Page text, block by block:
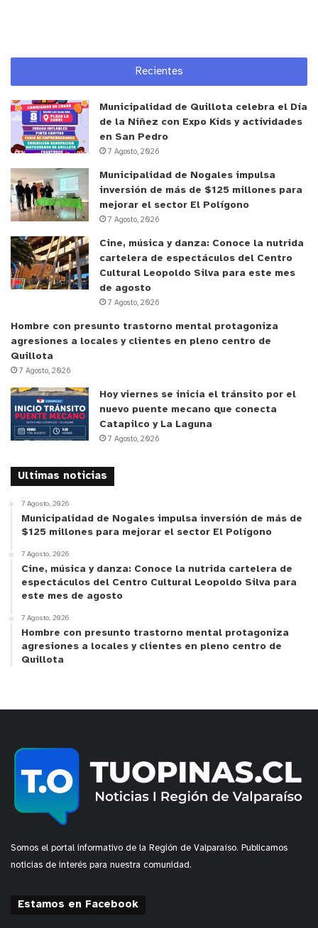
Desde Aguas Pacífico, en tanto, Jorge Sanhueza,
director de Sustentabilidad y Asuntos Corporativos
sostuvo que“cerca de 40 niños se verán
beneficiados con este furgón y no solo en los
traslados hacia el colegio, sino que también
podrán complementar su formación con
actividades deportivas y recreativas fuera del
establecimiento, lo que se vuelve una realidad con
este transporte. Como empresa estamos felices
de poder seguir aportando al desarrollo de la
comuna y de sus niños y niñas”.
Este hito forma parte de un conjunto de iniciativas
impulsadas por la alianza entre el municipio y
Aguas Pacífico y organizaciones sociales de la
comuna, que también contempla obras de mejora
en infraestructura vial en distintos puntos de la
comuna, recambio de luminarias con el objetivo de
mejorar la seguridad de los barrios y mejoramiento
de infraestructura municipal, donde se destacan
las obras de mejoramiento del gimnasio municipal.
y tú, ¿qué opinas?
Recientes
Municipalidad de Quillota celebra el Día
de la Niñez con Expo Kids y actividades
en San Pedro
7 Agosto, 2026
Municipalidad de Nogales impulsa
inversión de más de $125 millones para
mejorar el sector El Polígono
7 Agosto, 2026
Cine, música y danza: Conoce la nutrida
cartelera de espectáculos del Centro
Cultural Leopoldo Silva para este mes
de agosto
7 Agosto, 2026
Hombre con presunto trastorno mental protagoniza
agresiones a locales y clientes en pleno centro de
Quillota
7 Agosto, 2026
Hoy viernes se inicia el tránsito por el
nuevo puente mecano que conecta
Catapilco y La Laguna
7 Agosto, 2026
Ultimas noticias
7 Agosto, 2026
Municipalidad de Nogales impulsa inversión de más de
$125 millones para mejorar el sector El Polígono
7 Agosto, 2026
Cine, música y danza: Conoce la nutrida cartelera de
espectáculos del Centro Cultural Leopoldo Silva para
este mes de agosto
7 Agosto, 2026
Hombre con presunto trastorno mental protagoniza
agresiones a locales y clientes en pleno centro de
Quillota
Somos el portal informativo de la Región de Valparaíso. Publicamos
noticias de interés para nuestra comunidad.
Estamos en Facebook